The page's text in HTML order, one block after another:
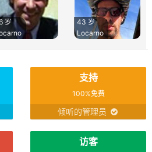
岁
43 岁
Locarno
支持
100%免费
倾听的管理员
访客